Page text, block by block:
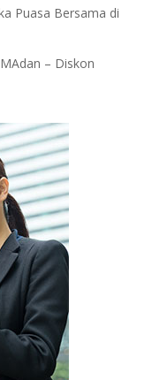
Puasa Bersama di
– Diskon